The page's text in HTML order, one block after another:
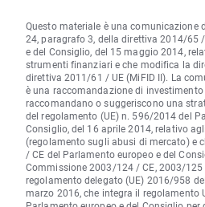
Questo materiale è una comunicazione
24, paragrafo 3, della direttiva 2014/65
e del Consiglio, del 15 maggio 2014,
strumenti finanziari e che modifica la
direttiva 2011/61 / UE (MiFID II). La
è una raccomandazione di
raccomandano o suggeriscono una
del regolamento (UE) n. 596/2014 del
Consiglio, del 16 aprile 2014, relativo
(regolamento sugli abusi di mercato) e
/ CE del Parlamento europeo e del
Commissione 2003/124 / CE, 2003/
regolamento delegato (UE) 2016/958
marzo 2016, che integra il regolamento